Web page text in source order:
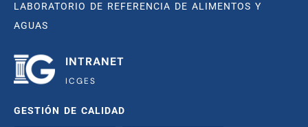
LABORATORIO DE REFERENCIA DE ALIMENTOS Y
AGUAS
INTRANET
ICGES
GESTIÓN DE CALIDAD